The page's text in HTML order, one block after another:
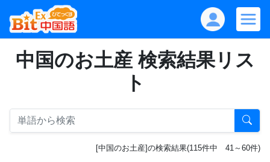
中国のお土産 検索結果リス
ト
[中国のお土産]の検索結果(115件中 41～60件)